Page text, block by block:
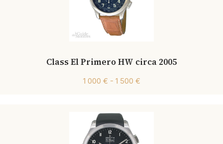
Class El Primero HW circa 2005
1 000 € - 1 500 €